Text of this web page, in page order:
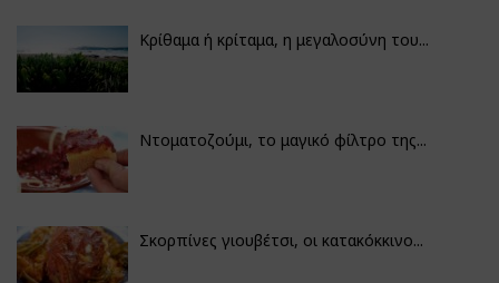
Κρίθαμα ή κρίταμα, η μεγαλοσύνη του...
Ντοματοζούμι, το μαγικό φίλτρο της...
Σκορπίνες γιουβέτσι, οι κατακόκκινο...